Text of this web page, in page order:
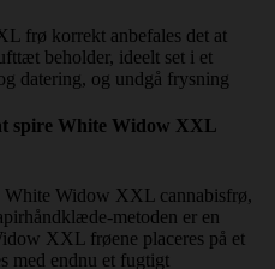
frø korrekt anbefales det at
beholder, ideelt set i et
datering, og undgå frysning
spire White Widow XXL
White Widow XXL cannabisfrø,
metoden er en
XXL frøene placeres på et
med endnu et fugtigt